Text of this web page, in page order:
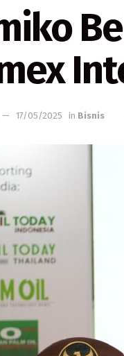
17/05/2025 in Bisnis